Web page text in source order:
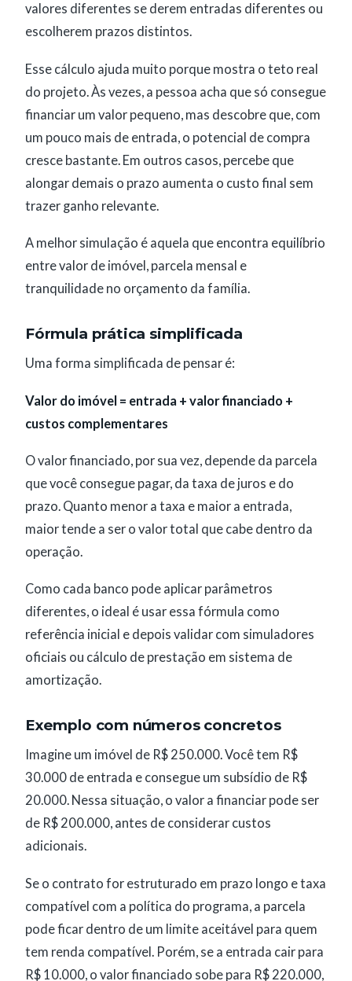
valores diferentes se derem entradas diferentes ou
escolherem prazos distintos.
Esse cálculo ajuda muito porque mostra o teto real
do projeto. Às vezes, a pessoa acha que só consegue
financiar um valor pequeno, mas descobre que, com
um pouco mais de entrada, o potencial de compra
cresce bastante. Em outros casos, percebe que
alongar demais o prazo aumenta o custo final sem
trazer ganho relevante.
A melhor simulação é aquela que encontra equilíbrio
entre valor de imóvel, parcela mensal e
tranquilidade no orçamento da família.
Fórmula prática simplificada
Uma forma simplificada de pensar é:
Valor do imóvel = entrada + valor financiado +
custos complementares
O valor financiado, por sua vez, depende da parcela
que você consegue pagar, da taxa de juros e do
prazo. Quanto menor a taxa e maior a entrada,
maior tende a ser o valor total que cabe dentro da
operação.
Como cada banco pode aplicar parâmetros
diferentes, o ideal é usar essa fórmula como
referência inicial e depois validar com simuladores
oficiais ou cálculo de prestação em sistema de
amortização.
Exemplo com números concretos
Imagine um imóvel de R$ 250.000. Você tem R$
30.000 de entrada e consegue um subsídio de R$
20.000. Nessa situação, o valor a financiar pode ser
de R$ 200.000, antes de considerar custos
adicionais.
Se o contrato for estruturado em prazo longo e taxa
compatível com a política do programa, a parcela
pode ficar dentro de um limite aceitável para quem
tem renda compatível. Porém, se a entrada cair para
R$ 10.000, o valor financiado sobe para R$ 220.000,